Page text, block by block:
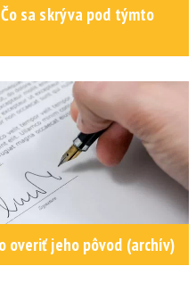
sa skrýva pod týmto
overiť jeho pôvod (archív)